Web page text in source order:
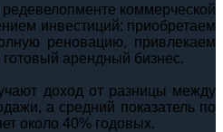
коммерческой
инвестиций: приобретаем
реновацию, привлекаем
арендный бизнес.
доход от разницы между
а средний показатель по
около 40% годовых.